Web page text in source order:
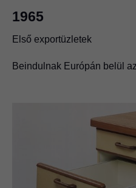
1965
Első exportüzletek
Beindulnak Európán belül